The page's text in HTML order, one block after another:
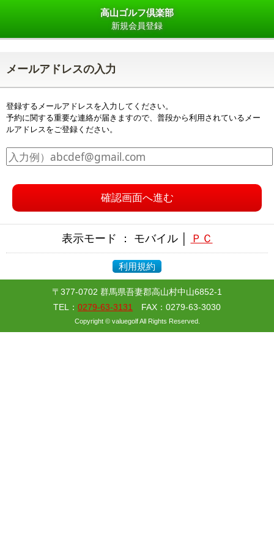
高山ゴルフ倶楽部
新規会員登録
メールアドレスの入力
登録するメールアドレスを入力してください。
予約に関する重要な連絡が届きますので、普段から利用されているメー
ルアドレスをご登録ください。
確認画面へ進む
表示モード ： モバイル │ ＰＣ
利用規約
〒377-0702 群馬県吾妻郡高山村中山6852-1
TEL： 0279-63-3131 FAX：0279-63-3030
Copyright © valuegolf All Rights Reserved.